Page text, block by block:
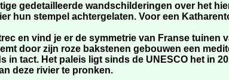
gedetailleerde wandschilderingen over het
hun stempel achtergelaten. Voor een
en vind je er de symmetrie van Franse tuinen
door zijn roze bakstenen gebouwen een
tact. Het paleis ligt sinds de UNESCO het in
deze rivier te pronken.